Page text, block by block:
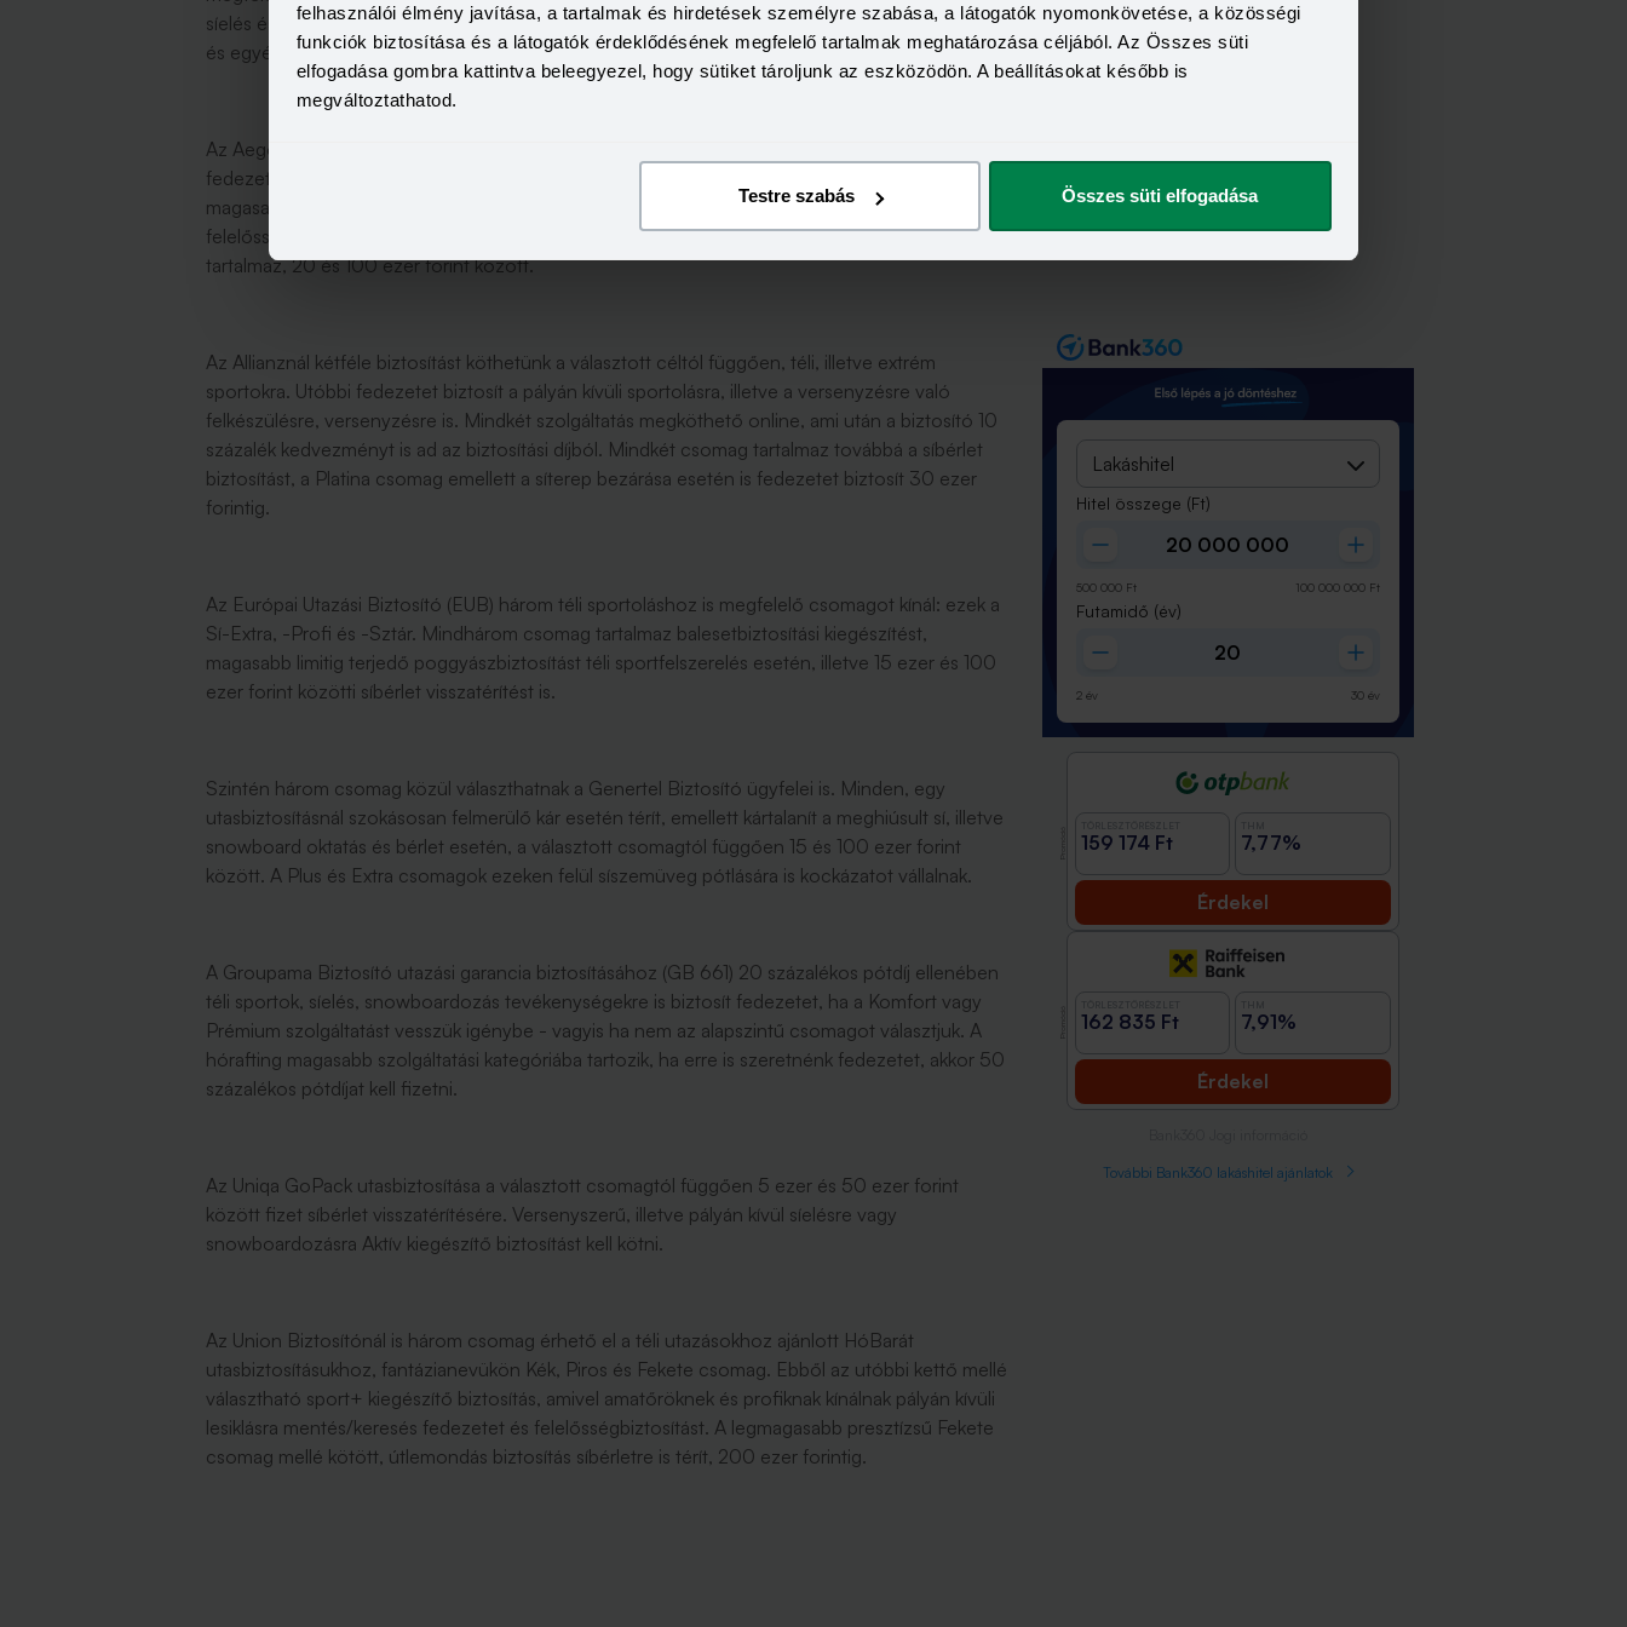
felhasználói élmény javítása, a tartalmak és hirdetések személyre szabása, a látogatók nyomonkövetése, a közösségi
funkciók biztosítása és a látogatók érdeklődésének megfelelő tartalmak meghatározása céljából. Az Összes süti
elfogadása gombra kattintva beleegyezel, hogy sütiket tároljunk az eszközödön. A beállításokat később is
megváltoztathatod.
Testre szabás Összes süti elfogadása
síelés és a snowboardozás alapvetően mindenhol beletartozik az utasbiztosításba, a hóraftingra
és egyéb extrémtéli sportokraviszont már lehet, hogy csak a drágább csomagok térítenek.
Az Aegon Biztosító Világlátó utasbiztosítása nem csak téli sportokra térít, de az egyéb
fedezetek mellett ezt is magába foglalja. A Szlalom téli sport kiegészítő biztosítással pedig
magasabb összegű fedezetet biztosít a sífelszerelésre, keresés-mentésre, illetve
felelősségbiztosításra. A választott csomagtól függően a szolgáltatás síbérlet biztosítást is
tartalmaz, 20 és 100 ezer forint között.
Az Allianznál kétféle biztosítást köthetünk a választott céltól függően, téli, illetve extrém
sportokra. Utóbbi fedezetet biztosít a pályán kívüli sportolásra, illetve a versenyzésre való
felkészülésre, versenyzésre is. Mindkét szolgáltatás megköthető online, ami után a biztosító 10
százalék kedvezményt is ad az biztosítási díjból. Mindkét csomag tartalmaz továbbá a síbérlet
biztosítást, a Platina csomag emellett a síterep bezárása esetén is fedezetet biztosít 30 ezer
forintig.
Az Európai Utazási Biztosító (EUB) három téli sportoláshoz is megfelelő csomagot kínál: ezek a
Sí-Extra, -Profi és -Sztár. Mindhárom csomag tartalmaz balesetbiztosítási kiegészítést,
magasabb limitig terjedő poggyászbiztosítást téli sportfelszerelés esetén, illetve 15 ezer és 100
ezer forint közötti síbérlet visszatérítést is.
Szintén három csomag közül választhatnak a Genertel Biztosító ügyfelei is. Minden, egy
utasbiztosításnál szokásosan felmerülő kár esetén térít, emellett kártalanít a meghiúsult sí, illetve
snowboard oktatás és bérlet esetén, a választott csomagtól függően 15 és 100 ezer forint
között. A Plus és Extra csomagok ezeken felül síszemüveg pótlására is kockázatot vállalnak.
A Groupama Biztosító utazási garancia biztosításához (GB 661) 20 százalékos pótdíj ellenében
téli sportok, síelés, snowboardozás tevékenységekre is biztosít fedezetet, ha a Komfort vagy
Prémium szolgáltatást vesszük igénybe - vagyis ha nem az alapszintű csomagot választjuk. A
hórafting magasabb szolgáltatási kategóriába tartozik, ha erre is szeretnénk fedezetet, akkor 50
százalékos pótdíjat kell fizetni.
Az Uniqa GoPack utasbiztosítása a választott csomagtól függően 5 ezer és 50 ezer forint
között fizet síbérlet visszatérítésére. Versenyszerű, illetve pályán kívül síelésre vagy
snowboardozásra Aktív kiegészítő biztosítást kell kötni.
Az Union Biztosítónál is három csomag érhető el a téli utazásokhoz ajánlott HóBarát
utasbiztosításukhoz, fantázianevükön Kék, Piros és Fekete csomag. Ebből az utóbbi kettő mellé
választható sport+ kiegészítő biztosítás, amivel amatőröknek és profiknak kínálnak pályán kívüli
lesiklásra mentés/keresés fedezetet és felelősségbiztosítást. A legmagasabb presztízsű Fekete
csomag mellé kötött, útlemondás biztosítás síbérletre is térít, 200 ezer forintig.
Lakáshitel
Hitel összege (Ft)
500 000 Ft 100 000 000 Ft
Futamidő (év)
2 év 30 év
159 174 Ft 7,77%
Érdekel
162 835 Ft 7,91%
Érdekel
További Bank360 lakáshitel ajánlatok